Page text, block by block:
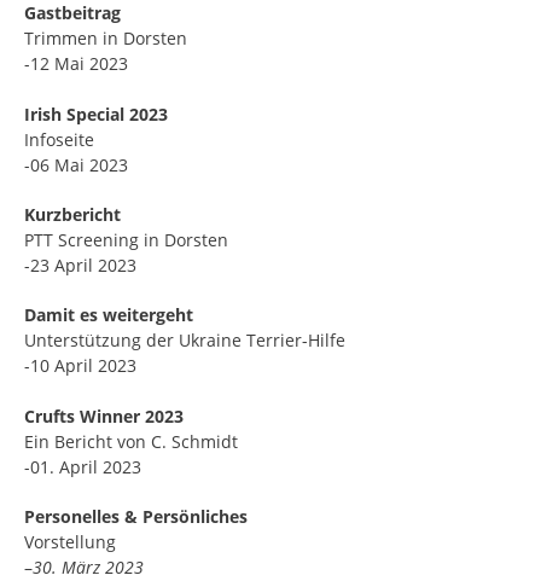
Gastbeitrag
Trimmen in Dorsten
-12 Mai 2023
Irish Special 2023
Infoseite
-06 Mai 2023
Kurzbericht
PTT Screening in Dorsten
-23 April 2023
Damit es weitergeht
Unterstützung der Ukraine Terrier-Hilfe
-10 April 2023
Crufts Winner 2023
Ein Bericht von C. Schmidt
-01. April 2023
Personelles & Persönliches
Vorstellung
–30. März 2023